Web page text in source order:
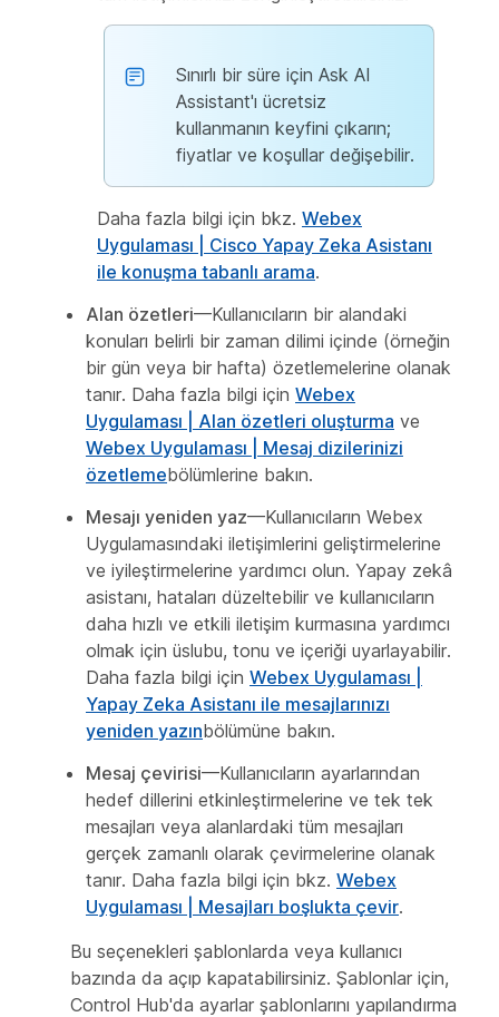
Sınırlı bir süre için Ask AI
Assistant'ı ücretsiz
kullanmanın keyfini çıkarın;
fiyatlar ve koşullar değişebilir.
Daha fazla bilgi için bkz. Webex
Uygulaması | Cisco Yapay Zeka Asistanı
ile konuşma tabanlı arama.
Alan özetleri—Kullanıcıların bir alandaki
konuları belirli bir zaman dilimi içinde (örneğin
bir gün veya bir hafta) özetlemelerine olanak
tanır. Daha fazla bilgi için Webex
Uygulaması | Alan özetleri oluşturma ve
Webex Uygulaması | Mesaj dizilerinizi
özetlemebölümlerine bakın.
Mesajı yeniden yaz—Kullanıcıların Webex
Uygulamasındaki iletişimlerini geliştirmelerine
ve iyileştirmelerine yardımcı olun. Yapay zekâ
asistanı, hataları düzeltebilir ve kullanıcıların
daha hızlı ve etkili iletişim kurmasına yardımcı
olmak için üslubu, tonu ve içeriği uyarlayabilir.
Daha fazla bilgi için Webex Uygulaması |
Yapay Zeka Asistanı ile mesajlarınızı
yeniden yazınbölümüne bakın.
Mesaj çevirisi—Kullanıcıların ayarlarından
hedef dillerini etkinleştirmelerine ve tek tek
mesajları veya alanlardaki tüm mesajları
gerçek zamanlı olarak çevirmelerine olanak
tanır. Daha fazla bilgi için bkz. Webex
Uygulaması | Mesajları boşlukta çevir.
Bu seçenekleri şablonlarda veya kullanıcı
bazında da açıp kapatabilirsiniz. Şablonlar için,
Control Hub'da ayarlar şablonlarını yapılandırma